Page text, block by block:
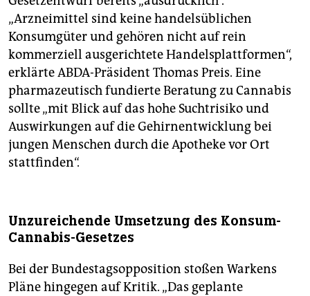
„Arzneimittel sind keine handelsüblichen
Konsumgüter und gehören nicht auf rein
kommerziell ausgerichtete Handelsplattformen“,
erklärte ABDA-Präsident Thomas Preis. Eine
pharmazeutisch fundierte Beratung zu Cannabis
sollte „mit Blick auf das hohe Suchtrisiko und
Auswirkungen auf die Gehirnentwicklung bei
jungen Menschen durch die Apotheke vor Ort
stattfinden“.
Unzureichende Umsetzung des Konsum-
Cannabis-Gesetzes
Bei der Bundestagsopposition stoßen Warkens
Pläne hingegen auf Kritik. „Das geplante